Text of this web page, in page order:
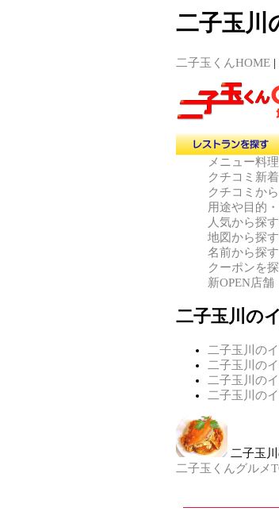
二子玉川
二子玉くんHOME |
メニュー料
クチコミ新着
クチコミか
用途や目的
人気から探す
地図から探す
名前から探す
クーポンを
新OPEN店舗
二子玉川の
二子玉川の
二子玉川の
二子玉川の
二子玉川の
二子玉
二子玉くんグルメ